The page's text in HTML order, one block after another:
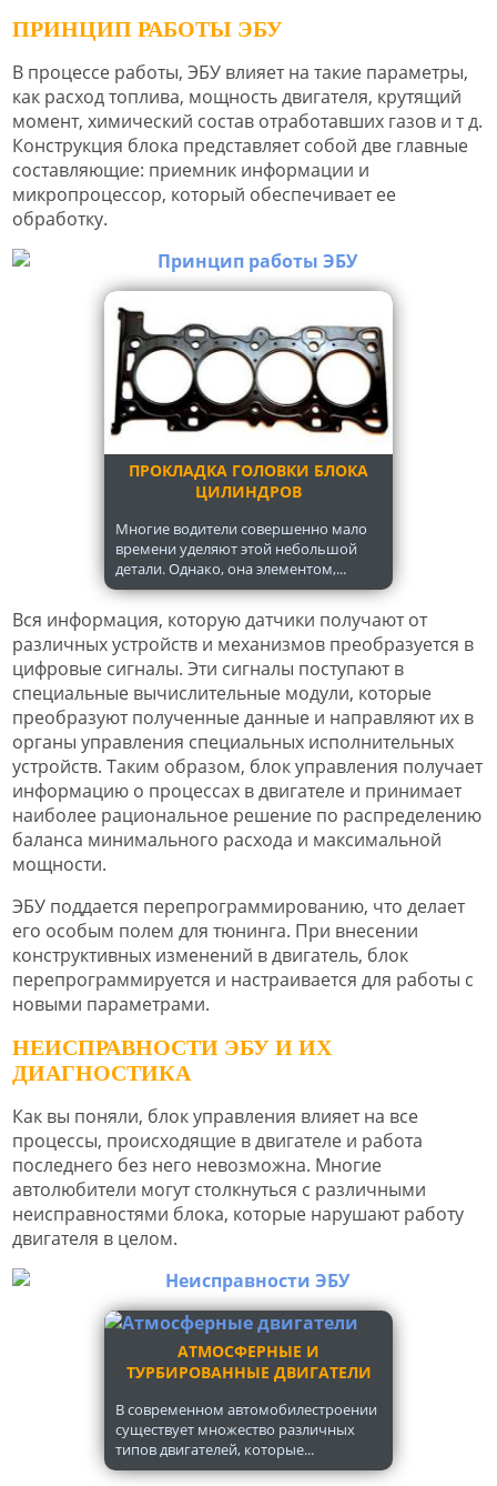
ПРИНЦИП РАБОТЫ ЭБУ
В процессе работы, ЭБУ влияет на такие параметры,
как расход топлива, мощность двигателя, крутящий
момент, химический состав отработавших газов и т д.
Конструкция блока представляет собой две главные
составляющие: приемник информации и
микропроцессор, который обеспечивает ее
обработку.
ПРОКЛАДКА ГОЛОВКИ БЛОКА
ЦИЛИНДРОВ
Многие водители совершенно мало
времени уделяют этой небольшой
детали. Однако, она элементом,...
Вся информация, которую датчики получают от
различных устройств и механизмов преобразуется в
цифровые сигналы. Эти сигналы поступают в
специальные вычислительные модули, которые
преобразуют полученные данные и направляют их в
органы управления специальных исполнительных
устройств. Таким образом, блок управления получает
информацию о процессах в двигателе и принимает
наиболее рациональное решение по распределению
баланса минимального расхода и максимальной
мощности.
ЭБУ поддается перепрограммированию, что делает
его особым полем для тюнинга. При внесении
конструктивных изменений в двигатель, блок
перепрограммируется и настраивается для работы с
новыми параметрами.
НЕИСПРАВНОСТИ ЭБУ И ИХ
ДИАГНОСТИКА
Как вы поняли, блок управления влияет на все
процессы, происходящие в двигателе и работа
последнего без него невозможна. Многие
автолюбители могут столкнуться с различными
неисправностями блока, которые нарушают работу
двигателя в целом.
АТМОСФЕРНЫЕ И
ТУРБИРОВАННЫЕ ДВИГАТЕЛИ
В современном автомобилестроении
существует множество различных
типов двигателей, которые...